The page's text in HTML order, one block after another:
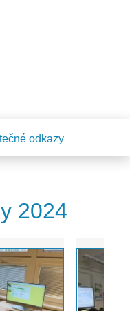
odkazy
2024